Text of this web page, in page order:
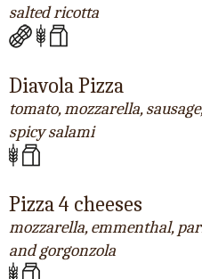
salted ricotta
Diavola Pizza
tomato, mozzarella,
spicy salami
Pizza 4 cheeses
mozzarella, emmenthal,
and gorgonzola